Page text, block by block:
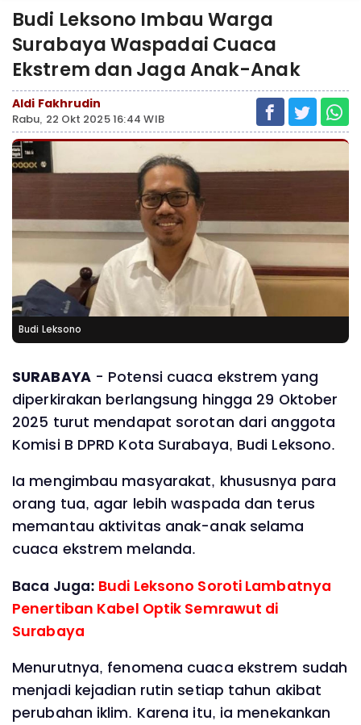
Budi Leksono Imbau Warga
Surabaya Waspadai Cuaca
Ekstrem dan Jaga Anak-Anak
Aldi Fakhrudin
Rabu, 22 Okt 2025 16:44 WIB
Budi Leksono
SURABAYA- Potensi cuaca ekstrem yang
diperkirakan berlangsung hingga 29 Oktober
2025 turut mendapat sorotan dari anggota
Komisi B DPRD Kota Surabaya, Budi Leksono.
Ia mengimbau masyarakat, khususnya para
orang tua, agar lebih waspada dan terus
memantau aktivitas anak-anak selama
cuaca ekstrem melanda.
Baca Juga: ‎Budi Leksono Soroti Lambatnya
Penertiban Kabel Optik Semrawut di
Surabaya
Menurutnya, fenomena cuaca ekstrem sudah
menjadi kejadian rutin setiap tahun akibat
perubahan iklim. Karena itu, ia menekankan